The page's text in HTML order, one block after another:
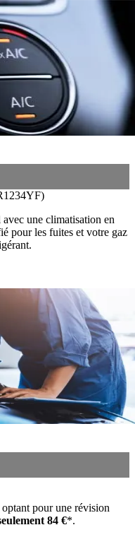
une climatisation en
pour les fuites et votre gaz
pour une révision
84 €*.